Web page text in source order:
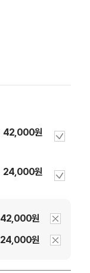
42,000원
24,000원
42,000원
24,000원